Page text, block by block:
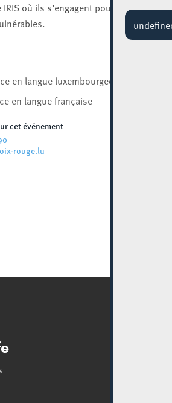
où ils s’engagent pour
en langue luxembourgeoise
en langue française
cet événement
rouge.lu